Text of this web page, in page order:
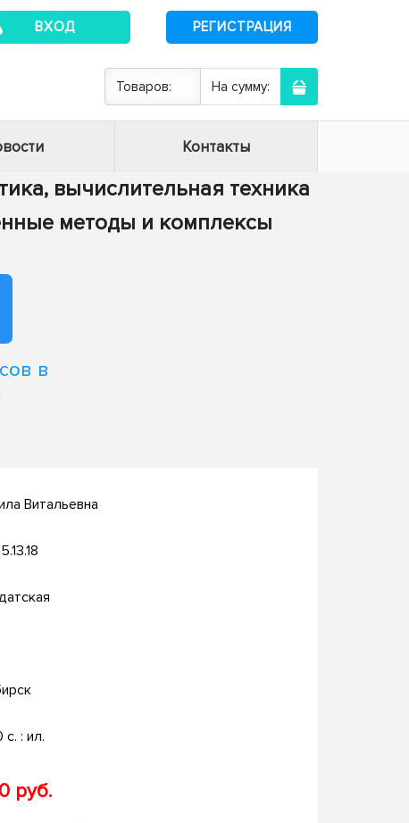
ВХОД РЕГИСТРАЦИЯ
Товаров: На сумму:
Контакты
вычислительная техника
методы и комплексы
в
Витальевна
с. : ил.
руб.